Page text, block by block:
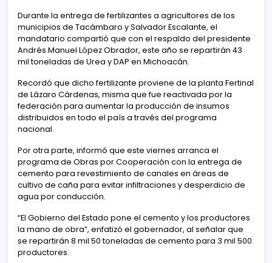
Durante la entrega de fertilizantes a agricultores de los
municipios de Tacámbaro y Salvador Escalante, el
mandatario compartió que con el respaldo del presidente
Andrés Manuel López Obrador, este año se repartirán 43
mil toneladas de Urea y DAP en Michoacán.
Recordó que dicho fertilizante proviene de la planta Fertinal
de Lázaro Cárdenas, misma que fue reactivada por la
federación para aumentar la producción de insumos
distribuidos en todo el país a través del programa
nacional.
Por otra parte, informó que este viernes arranca el
programa de Obras por Cooperación con la entrega de
cemento para revestimiento de canales en áreas de
cultivo de caña para evitar infiltraciones y desperdicio de
agua por conducción.
“El Gobierno del Estado pone el cemento y los productores
la mano de obra”, enfatizó el gobernador, al señalar que
se repartirán 8 mil 50 toneladas de cemento para 3 mil 500
productores.